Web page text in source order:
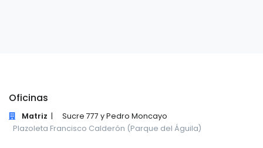
Oficinas
Matriz |
Sucre 777 y Pedro Moncayo
Plazoleta Francisco Calderón (Parque del Águila)